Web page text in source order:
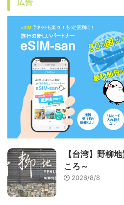
広告
【台湾】野柳
ころ～
2026/8/8